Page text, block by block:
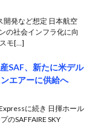
開発など想定 日本航空
の社会インフラ化に向
モ[…]
SAF、新たに米デル
エアーに供給へ
に続き 日揮ホール
のSAFFAIRE SKY